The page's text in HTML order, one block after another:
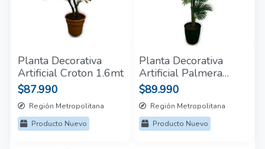
Planta Decorativa
Artificial Croton 1.6mt
$87.990
Región Metropolitana
Producto Nuevo
Planta Decorativa
Artificial Palmera
hojas pequeñas
$89.990
Región Metropolitana
Producto Nuevo